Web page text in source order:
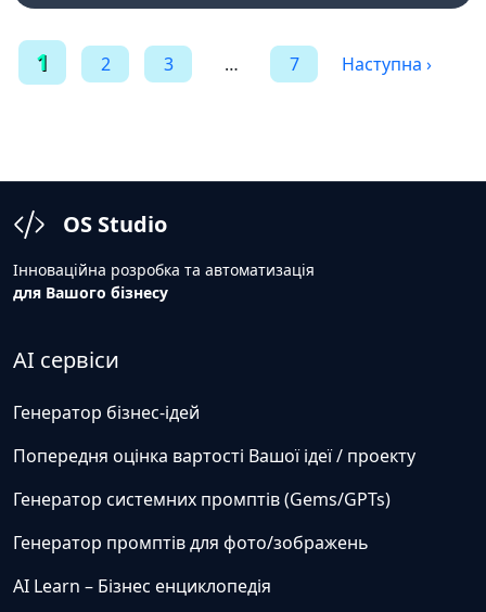
Пагінація
записів
1 2 3 … 7 Наступна ›
OS Studio
Інноваційна розробка та автоматизація
для Вашого бізнесу
AI сервіси
Генератор бізнес-ідей
Попередня оцінка вартості Вашої ідеї / проекту
Генератор системних промптів (Gems/GPTs)
Генератор промптів для фото/зображень
AI Learn – Бізнес енциклопедія